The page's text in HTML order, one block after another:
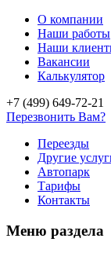
О компании
Наши работы
Наши
Вакансии
Калькулятор
+7 (499) 649-72-21
Перезвонить Вам?
Переезды
Другие
Автопарк
Тарифы
Контакты
Меню раздела